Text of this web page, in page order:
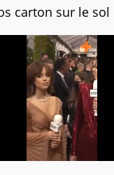
carton sur le sol